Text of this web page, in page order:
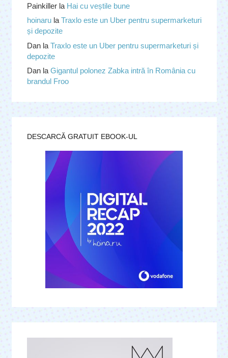
Painkillerla Hai cu veștile bune
hoinarula Traxlo este un Uber pentru supermarketuri
și depozite
Danla Traxlo este un Uber pentru supermarketuri și
depozite
Danla Gigantul polonez Zabka intră în România cu
brandul Froo
DESCARCĂ GRATUIT EBOOK-UL